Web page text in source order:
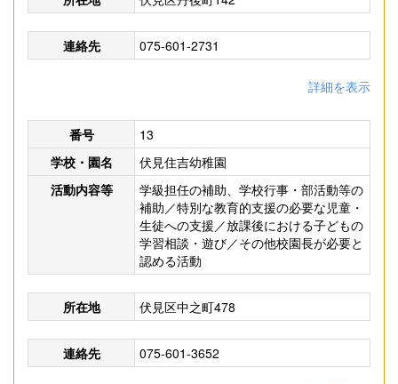
連絡先 075-601-2731
詳細を表示
番号
13
学校・園名
伏見住吉幼稚園
活動内容等
学級担任の補助、学校行事・部活動等の
補助／特別な教育的支援の必要な児童・
生徒への支援／放課後における子どもの
学習相談・遊び／その他校園長が必要と
認める活動
所在地 伏見区中之町478
連絡先 075-601-3652